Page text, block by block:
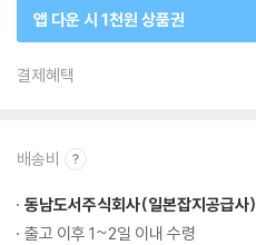
앱 다운 시 1천원 상품권
결제혜택
배송비
동남도서주식회사(일본잡지공급사)
출고 이후 1~2일 이내 수령